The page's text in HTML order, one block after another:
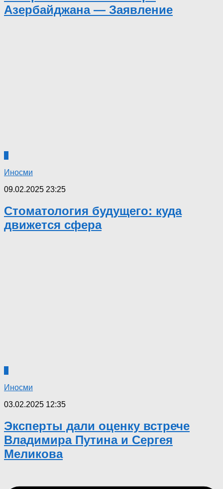
Азербайджана — Заявление
Иносми
09.02.2025 23:25
Стоматология будущего: куда
движется сфера
Иносми
03.02.2025 12:35
Эксперты дали оценку встрече
Владимира Путина и Сергея
Меликова